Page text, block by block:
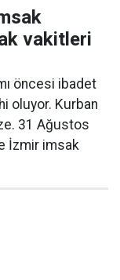
vakitleri
öncesi ibadet
oluyor. Kurban
31 Ağustos
İzmir imsak